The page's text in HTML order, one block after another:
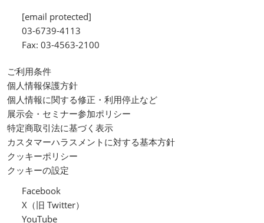
[email protected]
03-6739-4113
Fax: 03-4563-2100
ご利用条件
個人情報保護方針
個人情報に関する修正・利用停止など
展示会・セミナー参加ポリシー
特定商取引法に基づく表示
カスタマーハラスメントに対する基本方針
クッキーポリシー
クッキーの設定
Facebook
X（旧 Twitter）
YouTube